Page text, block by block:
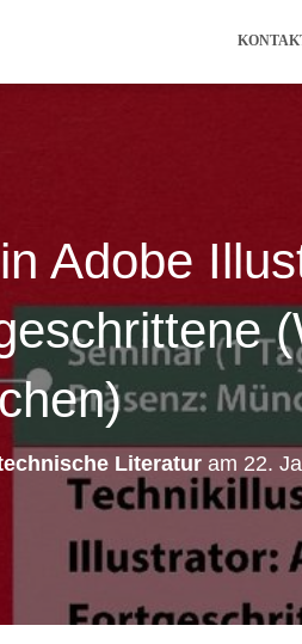
Adobe
Literaturam 22.